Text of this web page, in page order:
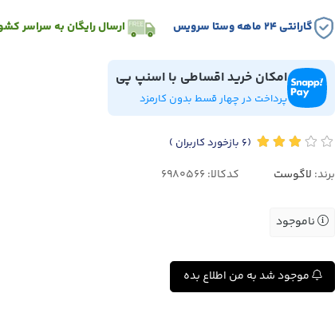
گارانتی ۲۴ ماهه وستا سرویس ارسال رایگان به سراسر
امکان خرید اقساطی با اسنپ پی
پرداخت در چهار قسط بدون کارمزد
(6 بازخورد کاربران )
برند: لاگوست کدکالا:
ناموجود
موجود شد به من اطلاع بده